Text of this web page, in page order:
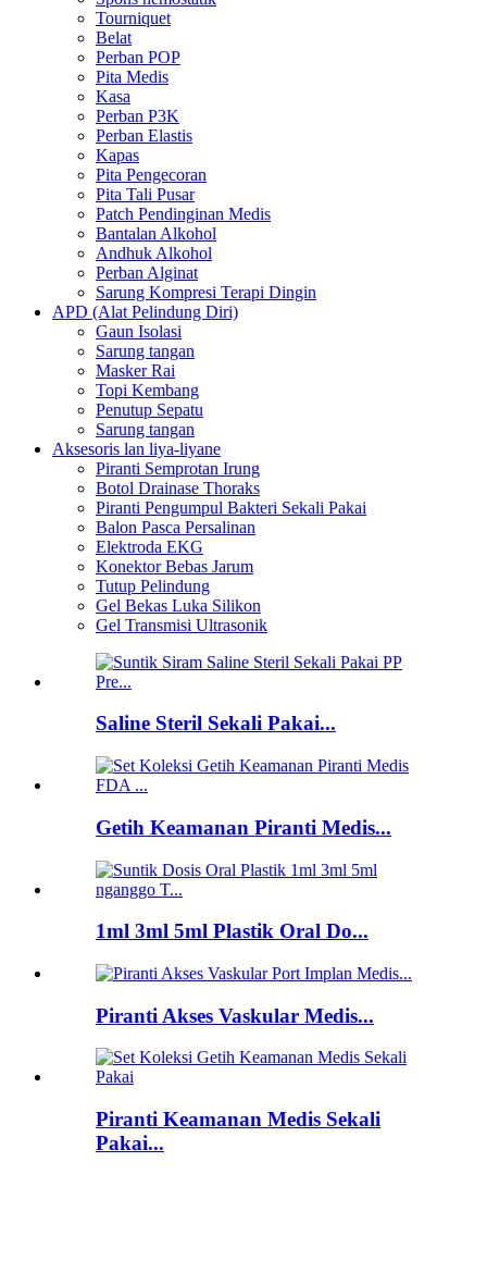
Tourniquet
Belat
Perban POP
Pita Medis
Kasa
Perban P3K
Perban Elastis
Kapas
Pita Pengecoran
Pita Tali Pusar
Patch Pendinginan Medis
Bantalan Alkohol
Andhuk Alkohol
Perban Alginat
Sarung Kompresi Terapi Dingin
APD (Alat Pelindung Diri)
Gaun Isolasi
Sarung tangan
Masker Rai
Topi Kembang
Penutup Sepatu
Sarung tangan
Aksesoris lan liya-liyane
Piranti Semprotan Irung
Botol Drainase Thoraks
Piranti Pengumpul Bakteri Sekali Pakai
Balon Pasca Persalinan
Elektroda EKG
Konektor Bebas Jarum
Tutup Pelindung
Gel Bekas Luka Silikon
Gel Transmisi Ultrasonik
Saline Steril Sekali Pakai...
Getih Keamanan Piranti Medis...
1ml 3ml 5ml Plastik Oral Do...
Piranti Akses Vaskular Medis...
Piranti Keamanan Medis Sekali
Pakai...